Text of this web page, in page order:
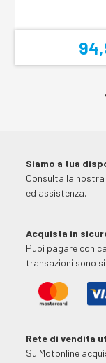
Siamo a tua
Consulta la nostra
ed assistenza.
Acquista in
Puoi pagare con
transazioni sono
Rete di vendita
Su Motonline